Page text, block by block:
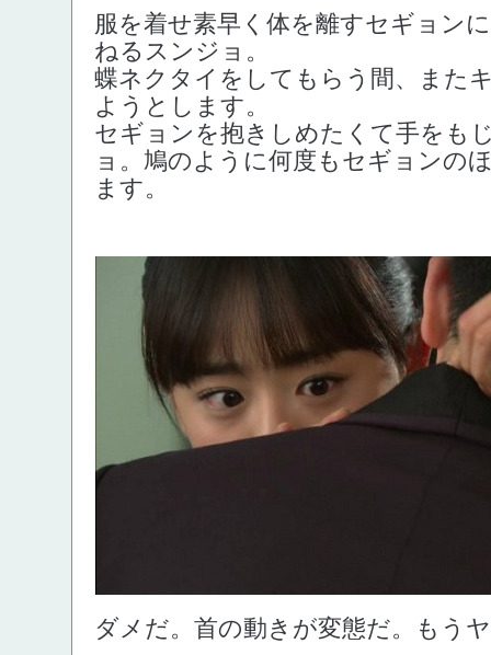
服を着せ素早く体を離すセギョン
ねるスンジョ。
蝶ネクタイをしてもらう間、また
ようとします。
セギョンを抱きしめたくて手をも
ョ。鳩のように何度もセギョンの
ます。
ダメだ。首の動きが変態だ。もう